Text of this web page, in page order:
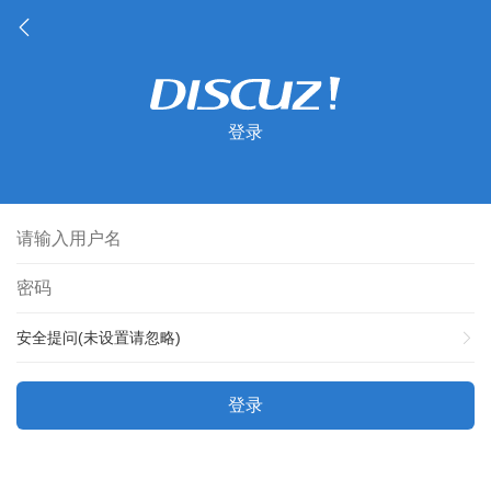
登录
安全提问(未设置请忽略)
登录